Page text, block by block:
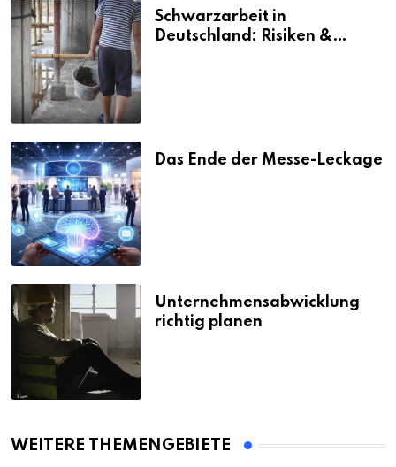
Schwarzarbeit in
Deutschland: Risiken &
Das Ende der Messe-Leckage
Unternehmensabwicklung
richtig planen
WEITERE THEMENGEBIETE